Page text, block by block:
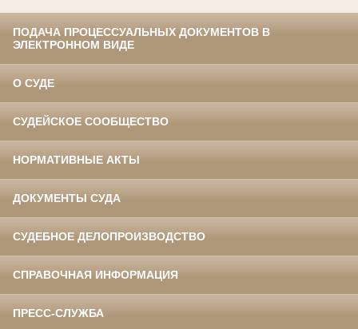
ПОДАЧА ПРОЦЕССУАЛЬНЫХ ДОКУМЕНТОВ В
ЭЛЕКТРОННОМ ВИДЕ
О СУДЕ
СУДЕЙСКОЕ СООБЩЕСТВО
НОРМАТИВНЫЕ АКТЫ
ДОКУМЕНТЫ СУДА
СУДЕБНОЕ ДЕЛОПРОИЗВОДСТВО
СПРАВОЧНАЯ ИНФОРМАЦИЯ
ПРЕСС-СЛУЖБА